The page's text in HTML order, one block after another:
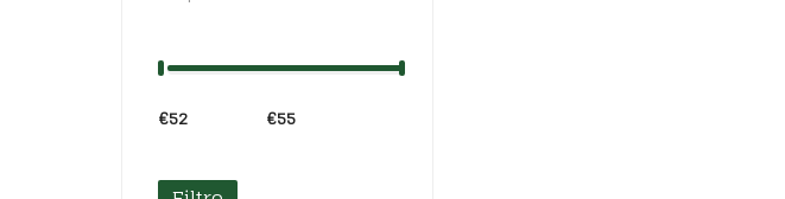
€52 €55